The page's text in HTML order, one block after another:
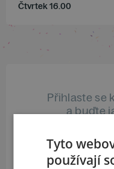
Čtvrtek 16.00
Přihlaste se
a buďte
Tyto
používají